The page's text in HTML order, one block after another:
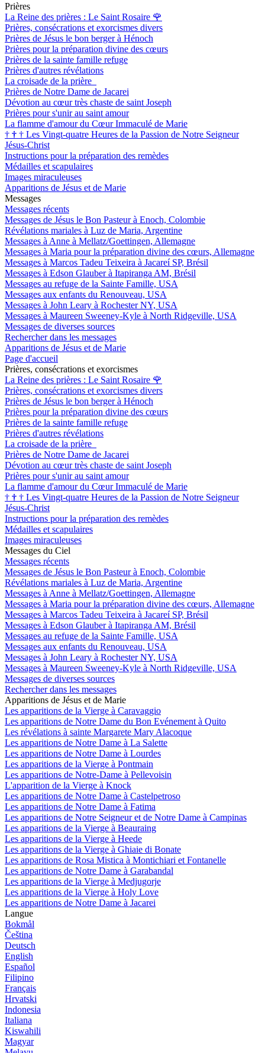
Prières
La Reine des prières : Le Saint Rosaire 🌹
Prières, consécrations et exorcismes divers
Prières de Jésus le bon berger à Hénoch
Prières pour la préparation divine des cœurs
Prières de la sainte famille refuge
Prières d'autres révélations
La croisade de la prière
Prières de Notre Dame de Jacarei
Dévotion au cœur très chaste de saint Joseph
Prières pour s'unir au saint amour
La flamme d'amour du Cœur Immaculé de Marie
† † † Les Vingt-quatre Heures de la Passion de Notre Seigneur
Jésus-Christ
Instructions pour la préparation des remèdes
Médailles et scapulaires
Images miraculeuses
Apparitions de Jésus et de Marie
Messages
Messages récents
Messages de Jésus le Bon Pasteur à Enoch, Colombie
Révélations mariales à Luz de Maria, Argentine
Messages à Anne à Mellatz/Goettingen, Allemagne
Messages à Maria pour la préparation divine des cœurs, Allemagne
Messages à Marcos Tadeu Teixeira à Jacareí SP, Brésil
Messages à Edson Glauber à Itapiranga AM, Brésil
Messages au refuge de la Sainte Famille, USA
Messages aux enfants du Renouveau, USA
Messages à John Leary à Rochester NY, USA
Messages à Maureen Sweeney-Kyle à North Ridgeville, USA
Messages de diverses sources
Rechercher dans les messages
Apparitions de Jésus et de Marie
Page d'accueil
Prières, consécrations et exorcismes
La Reine des prières : Le Saint Rosaire 🌹
Prières, consécrations et exorcismes divers
Prières de Jésus le bon berger à Hénoch
Prières pour la préparation divine des cœurs
Prières de la sainte famille refuge
Prières d'autres révélations
La croisade de la prière
Prières de Notre Dame de Jacarei
Dévotion au cœur très chaste de saint Joseph
Prières pour s'unir au saint amour
La flamme d'amour du Cœur Immaculé de Marie
† † † Les Vingt-quatre Heures de la Passion de Notre Seigneur
Jésus-Christ
Instructions pour la préparation des remèdes
Médailles et scapulaires
Images miraculeuses
Messages du Ciel
Messages récents
Messages de Jésus le Bon Pasteur à Enoch, Colombie
Révélations mariales à Luz de Maria, Argentine
Messages à Anne à Mellatz/Goettingen, Allemagne
Messages à Maria pour la préparation divine des cœurs, Allemagne
Messages à Marcos Tadeu Teixeira à Jacareí SP, Brésil
Messages à Edson Glauber à Itapiranga AM, Brésil
Messages au refuge de la Sainte Famille, USA
Messages aux enfants du Renouveau, USA
Messages à John Leary à Rochester NY, USA
Messages à Maureen Sweeney-Kyle à North Ridgeville, USA
Messages de diverses sources
Rechercher dans les messages
Apparitions de Jésus et de Marie
Les apparitions de la Vierge à Caravaggio
Les apparitions de Notre Dame du Bon Evénement à Quito
Les révélations à sainte Margarete Mary Alacoque
Les apparitions de Notre Dame à La Salette
Les apparitions de Notre Dame à Lourdes
Les apparitions de la Vierge à Pontmain
Les apparitions de Notre-Dame à Pellevoisin
L'apparition de la Vierge à Knock
Les apparitions de Notre Dame à Castelpetroso
Les apparitions de Notre Dame à Fatima
Les apparitions de Notre Seigneur et de Notre Dame à Campinas
Les apparitions de la Vierge à Beauraing
Les apparitions de la Vierge à Heede
Les apparitions de la Vierge à Ghiaie di Bonate
Les apparitions de Rosa Mistica à Montichiari et Fontanelle
Les apparitions de Notre Dame à Garabandal
Les apparitions de la Vierge à Medjugorje
Les apparitions de la Vierge à Holy Love
Les apparitions de Notre Dame à Jacarei
Langue
Bokmål
Čeština
Deutsch
English
Español
Filipino
Français
Hrvatski
Indonesia
Italiana
Kiswahili
Magyar